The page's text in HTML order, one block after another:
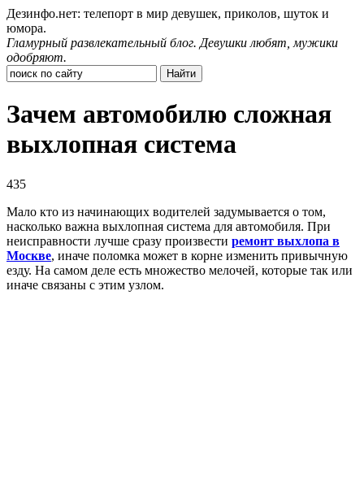
Дезинфо.нет: телепорт в мир девушек, приколов, шуток и
юмора.
Гламурный развлекательный блог. Девушки любят, мужики
одобряют.
Зачем автомобилю сложная
выхлопная система
435
Мало кто из начинающих водителей задумывается о том,
насколько важна выхлопная система для автомобиля. При
неисправности лучше сразу произвести ремонт выхлопа в
Москве, иначе поломка может в корне изменить привычную
езду. На самом деле есть множество мелочей, которые так или
иначе связаны с этим узлом.